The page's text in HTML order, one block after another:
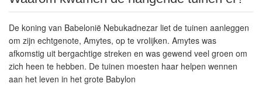
De koning van Babelonië Nebukadnezar liet de tuinen aanleggen
om zijn echtgenote, Amytes, op te vrolijken. Amytes was
afkomstig uit bergachtige streken en was gewend veel groen om
zich heen te hebben. De tuinen moesten haar helpen wennen
aan het leven in het grote Babylon